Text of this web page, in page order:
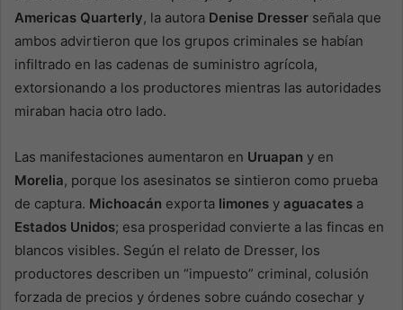
Americas Quarterly, la autora Denise Dresser señala que
ambos advirtieron que los grupos criminales se habían
infiltrado en las cadenas de suministro agrícola,
extorsionando a los productores mientras las autoridades
miraban hacia otro lado.
Las manifestaciones aumentaron en Uruapan y en
Morelia, porque los asesinatos se sintieron como prueba
de captura. Michoacán exporta limones y aguacates a
Estados Unidos; esa prosperidad convierte a las fincas en
blancos visibles. Según el relato de Dresser, los
productores describen un “impuesto” criminal, colusión
forzada de precios y órdenes sobre cuándo cosechar y